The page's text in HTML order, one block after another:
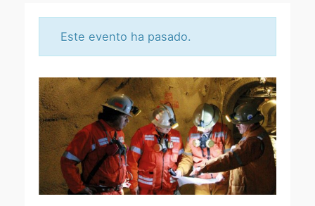
Este evento ha pasado.
C
U
R
S
O
A